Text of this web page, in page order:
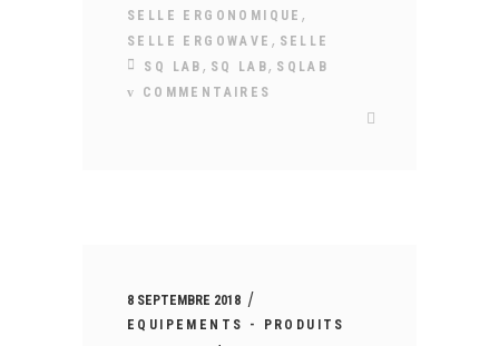
SELLE ERGONOMIQUE ,
SELLE ERGOWAVE , SELLE
SQ LAB , SQ LAB, SQLAB
COMMENTAIRES
8 SEPTEMBRE 2018
EQUIPEMENTS - PRODUITS